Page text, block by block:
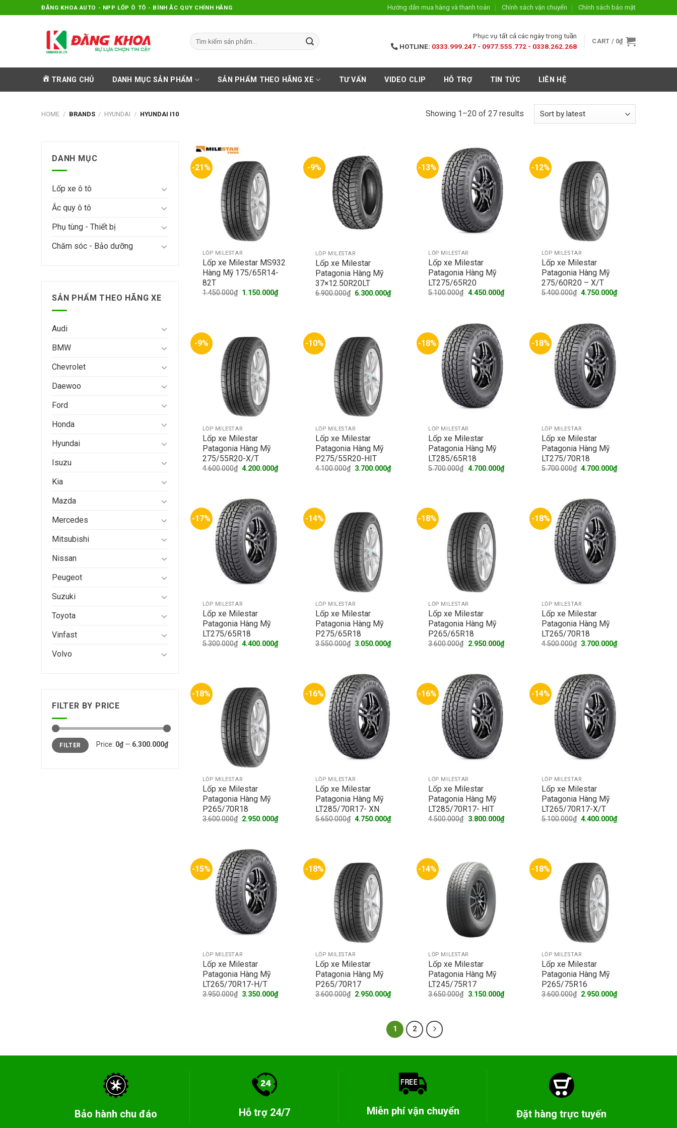
to
ĐĂNG KHOA AUTO - NPP LỐP Ô TÔ - BÌNH ẮC QUY CHÍNH HÃNG Hướng dẫn mua hàng và thanh toán Chính sách vận chuyển Chính sách bảo mật
Search
for:
Phục vụ tất cả các ngày trong tuần
HOTLINE: 0333.999.247 - 0977.555.772 - 0338.262.268
CART / 0₫
TRANG CHỦ DANH MỤC SẢN PHẨM SẢN PHẨM THEO HÃNG XE TƯ VẤN VIDEO CLIP HỖ TRỢ TIN TỨC LIÊN HỆ
HOME / BRANDS / HYUNDAI / HYUNDAI I10 Showing 1–20 of 27 results
DANH MỤC
Lốp xe ô tô
Ắc quy ô tô
Phụ tùng - Thiết bị
Chăm sóc - Bảo dưỡng
SẢN PHẨM THEO HÃNG XE
Audi
BMW
Chevrolet
Daewoo
Ford
Honda
Hyundai
Isuzu
Kia
Mazda
Mercedes
Mitsubishi
Nissan
Peugeot
Suzuki
Toyota
Vinfast
Volvo
FILTER BY PRICE
Min
price
Max
priceFILTER Price: 0₫— 6.300.000₫
-21%
LỐP MILESTAR
Lốp xe Milestar MS932
Hàng Mỹ 175/65R14-
82T
1.450.000₫ Original
1.150.000₫Current
price
-9%
LỐP MILESTAR
Lốp xe Milestar
Patagonia Hàng Mỹ
37×12.50R20LT
6.900.000₫ Original
6.300.000₫Current
price
-13%
LỐP MILESTAR
Lốp xe Milestar
Patagonia Hàng Mỹ
LT275/65R20
5.100.000₫ Original
4.450.000₫Current
price
-12%
LỐP MILESTAR
Lốp xe Milestar
Patagonia Hàng Mỹ
275/60R20 – X/T
5.400.000₫ Original
4.750.000₫Current
price
-9%
LỐP MILESTAR
Lốp xe Milestar
Patagonia Hàng Mỹ
275/55R20-X/T
4.600.000₫ Original
4.200.000₫Current
price
-10%
LỐP MILESTAR
Lốp xe Milestar
Patagonia Hàng Mỹ
P275/55R20-HIT
4.100.000₫ Original
3.700.000₫Current
price
-18%
LỐP MILESTAR
Lốp xe Milestar
Patagonia Hàng Mỹ
LT285/65R18
5.700.000₫ Original
4.700.000₫Current
price
-18%
LỐP MILESTAR
Lốp xe Milestar
Patagonia Hàng Mỹ
LT275/70R18
5.700.000₫ Original
4.700.000₫Current
price
-17%
LỐP MILESTAR
Lốp xe Milestar
Patagonia Hàng Mỹ
LT275/65R18
5.300.000₫ Original
4.400.000₫Current
price
-14%
LỐP MILESTAR
Lốp xe Milestar
Patagonia Hàng Mỹ
P275/65R18
3.550.000₫ Original
3.050.000₫Current
price
-18%
LỐP MILESTAR
Lốp xe Milestar
Patagonia Hàng Mỹ
P265/65R18
3.600.000₫ Original
2.950.000₫Current
price
-18%
LỐP MILESTAR
Lốp xe Milestar
Patagonia Hàng Mỹ
LT265/70R18
4.500.000₫ Original
3.700.000₫Current
price
-18%
LỐP MILESTAR
Lốp xe Milestar
Patagonia Hàng Mỹ
P265/70R18
3.600.000₫ Original
2.950.000₫Current
price
-16%
LỐP MILESTAR
Lốp xe Milestar
Patagonia Hàng Mỹ
LT285/70R17- XN
5.650.000₫ Original
4.750.000₫Current
price
-16%
LỐP MILESTAR
Lốp xe Milestar
Patagonia Hàng Mỹ
LT285/70R17- HIT
4.500.000₫ Original
3.800.000₫Current
price
-14%
LỐP MILESTAR
Lốp xe Milestar
Patagonia Hàng Mỹ
LT265/70R17-X/T
5.100.000₫ Original
4.400.000₫Current
price
-15%
LỐP MILESTAR
Lốp xe Milestar
Patagonia Hàng Mỹ
LT265/70R17-H/T
3.950.000₫ Original
3.350.000₫Current
-18%
LỐP MILESTAR
Lốp xe Milestar
Patagonia Hàng Mỹ
P265/70R17
3.600.000₫ Original
2.950.000₫Current
-14%
LỐP MILESTAR
Lốp xe Milestar
Patagonia Hàng Mỹ
LT245/75R17
3.650.000₫ Original
3.150.000₫Current
-18%
LỐP MILESTAR
Lốp xe Milestar
Patagonia Hàng Mỹ
P265/75R16
3.600.000₫ Original
2.950.000₫Current
1 2
Bảo hành chu đáo Hỗ trợ 24/7 Miễn phí vận chuyển Đặt hàng trực tuyến